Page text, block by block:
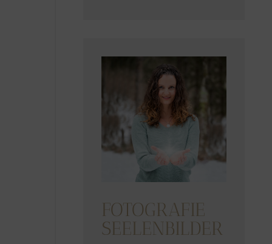
FOTOGRAFIE
SEELENBILDER